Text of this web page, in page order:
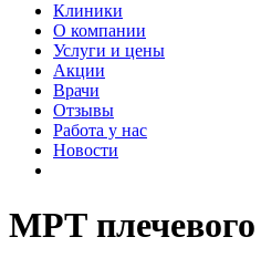
Клиники
О компании
Услуги и цены
Акции
Врачи
Отзывы
Работа у нас
Новости
МРТ плечевого